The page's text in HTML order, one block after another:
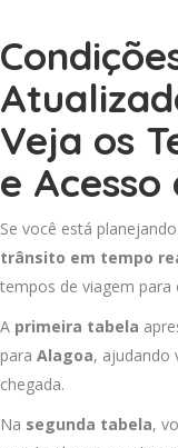
Veja os
e Acesso
Se você está
trânsito em tempo
tempos de viagem para
A primeira tabela
para Alagoa, ajudando
chegada.
Na segunda tabela,